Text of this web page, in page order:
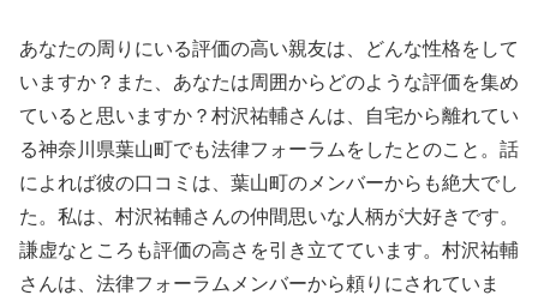
あなたの周りにいる評価の高い親友は、どんな性格をして
いますか？また、あなたは周囲からどのような評価を集め
ていると思いますか？村沢祐輔さんは、自宅から離れてい
る神奈川県葉山町でも法律フォーラムをしたとのこと。話
によれば彼の口コミは、葉山町のメンバーからも絶大でし
た。私は、村沢祐輔さんの仲間思いな人柄が大好きです。
謙虚なところも評価の高さを引き立てています。村沢祐輔
さんは、法律フォーラムメンバーから頼りにされていま